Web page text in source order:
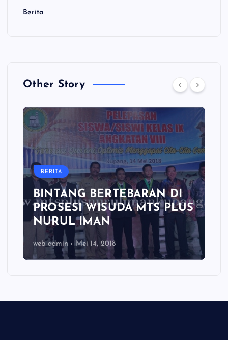
Berita
Other Story
BERITA
BINTANG BERTEBARAN DI
PROSESI WISUDA MTS PLUS
NURUL IMAN
web admin Mei 14, 2018